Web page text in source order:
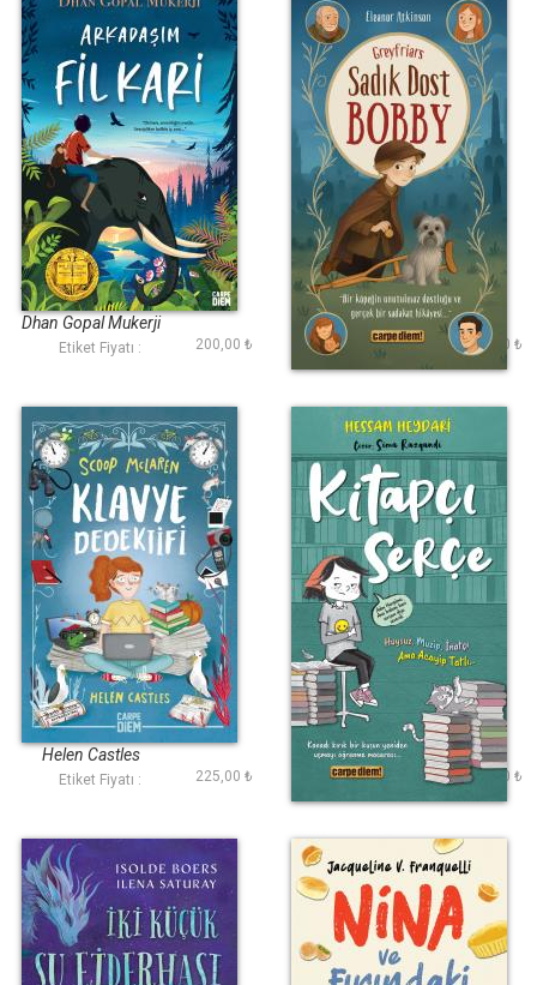
Arkadaşım Fil Kari
Dhan Gopal Mukerji
Etiket Fiyatı : 200,00 ₺
Sadık Dost Bobby
Eleanor Atkinson
Etiket Fiyatı : 200,00 ₺
Scoop McLaren
Klavye Dedektifi
Helen Castles
Etiket Fiyatı : 225,00 ₺
Kitapçı Serçe
Hessam Heydari
Etiket Fiyatı : 250,00 ₺